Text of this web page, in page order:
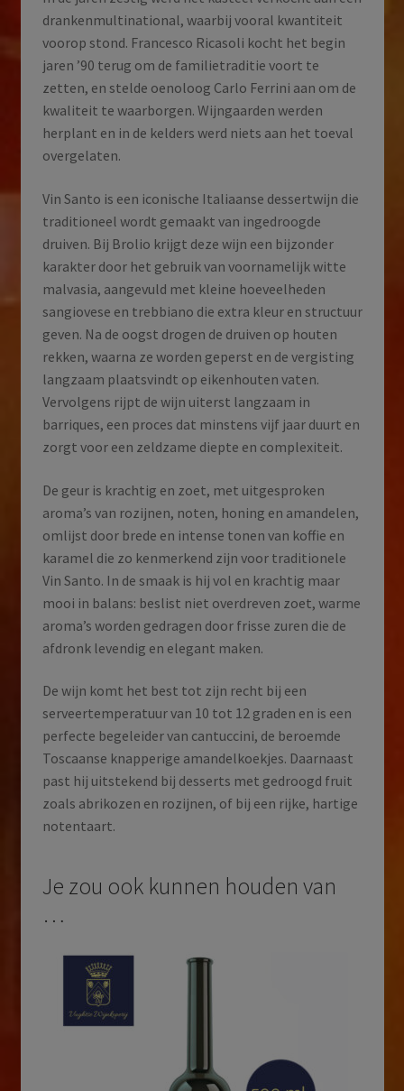
drankenmultinational, waarbij vooral kwantiteit
voorop stond. Francesco Ricasoli kocht het begin
jaren ’90 terug om de familietraditie voort te
zetten, en stelde oenoloog Carlo Ferrini aan om de
kwaliteit te waarborgen. Wijngaarden werden
herplant en in de kelders werd niets aan het toeval
overgelaten.
Vin Santo is een iconische Italiaanse dessertwijn die
traditioneel wordt gemaakt van ingedroogde
druiven. Bij Brolio krijgt deze wijn een bijzonder
karakter door het gebruik van voornamelijk witte
malvasia, aangevuld met kleine hoeveelheden
sangiovese en trebbiano die extra kleur en structuur
geven. Na de oogst drogen de druiven op houten
rekken, waarna ze worden geperst en de vergisting
langzaam plaatsvindt op eikenhouten vaten.
Vervolgens rijpt de wijn uiterst langzaam in
barriques, een proces dat minstens vijf jaar duurt en
zorgt voor een zeldzame diepte en complexiteit.
De geur is krachtig en zoet, met uitgesproken
aroma’s van rozijnen, noten, honing en amandelen,
omlijst door brede en intense tonen van koffie en
karamel die zo kenmerkend zijn voor traditionele
Vin Santo. In de smaak is hij vol en krachtig maar
mooi in balans: beslist niet overdreven zoet, warme
aroma’s worden gedragen door frisse zuren die de
afdronk levendig en elegant maken.
De wijn komt het best tot zijn recht bij een
serveertemperatuur van 10 tot 12 graden en is een
perfecte begeleider van cantuccini, de beroemde
Toscaanse knapperige amandelkoekjes. Daarnaast
past hij uitstekend bij desserts met gedroogd fruit
zoals abrikozen en rozijnen, of bij een rijke, hartige
notentaart.
Je zou ook kunnen houden van
…